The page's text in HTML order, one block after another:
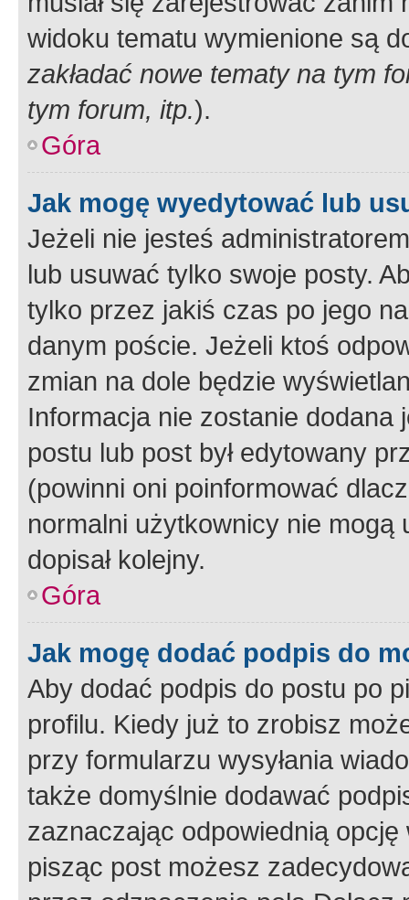
widoku tematu wymienione są
zakładać nowe tematy na tym
tym forum, itp.).
Góra
Jak mogę wyedytować lub
Jeżeli nie jesteś
lub usuwać tylko swoje posty.
tylko przez jakiś czas po jego
danym poście. Jeżeli ktoś
zmian na dole będzie
Informacja nie zostanie dodana
postu lub post był edytowany
(powinni oni poinformować
normalni użytkownicy nie
dopisał kolejny.
Góra
Jak mogę dodać podpis do
Aby dodać podpis do postu po
profilu. Kiedy już to zrobisz
przy formularzu wysyłania
także domyślnie dodawać
zaznaczając odpowiednią
pisząc post możesz